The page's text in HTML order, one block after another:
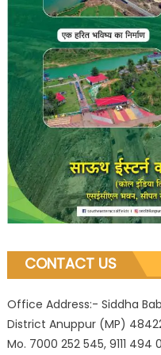
CONTACT US
Office Address:- Siddha
District Anuppur (MP)
Mo. 7000 252 545, 9111 494